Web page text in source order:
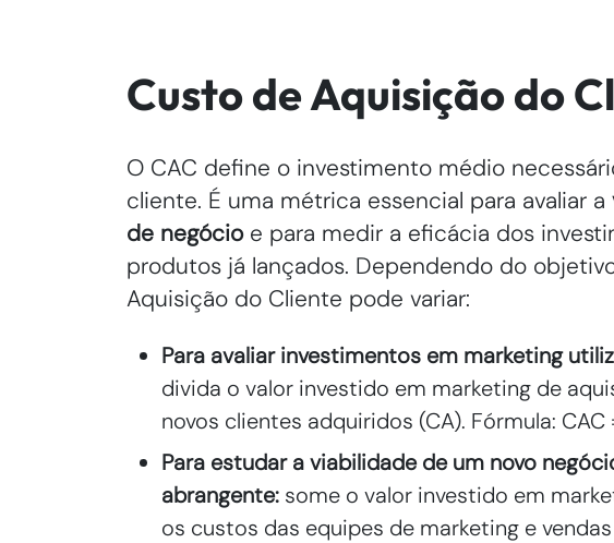
Custo de Aquisição do
O CAC define o investimento médio
cliente. É uma métrica essencial para avaliar a
de negócioe para medir a eficácia dos
produtos já lançados. Dependendo do
Aquisição do Cliente pode variar:
Para avaliar investimentos em marketing
divida o valor investido em marketing de
novos clientes adquiridos (CA). Fórmula: CAC
Para estudar a viabilidade de um novo
abrangente: some o valor investido em
os custos das equipes de marketing e